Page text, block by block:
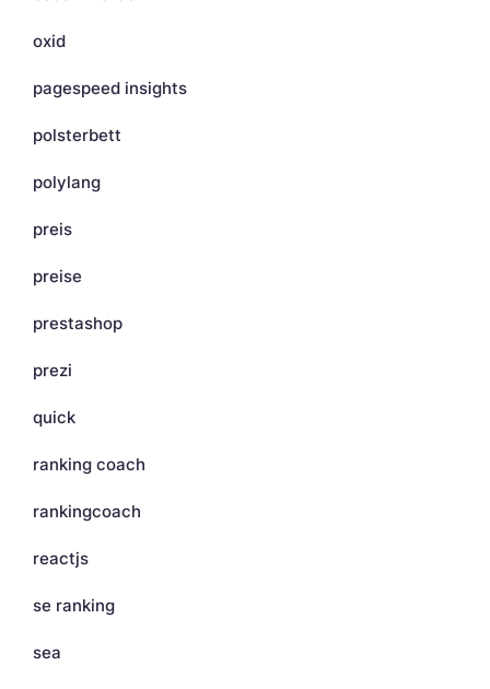
oxid
pagespeed insights
polsterbett
polylang
preis
preise
prestashop
prezi
quick
ranking coach
rankingcoach
reactjs
se ranking
sea